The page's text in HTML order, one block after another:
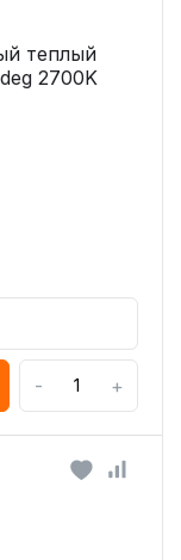
теплый
2700K
- +